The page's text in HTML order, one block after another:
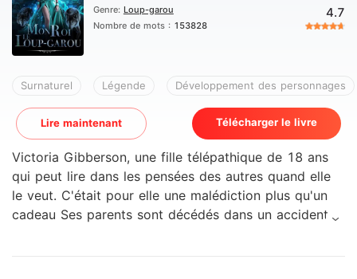
Genre: Loup-garou
Nombre de mots : 153828
4.7
Surnaturel Légende Développement des personnages
Lire maintenant Télécharger le livre
Victoria Gibberson, une fille télépathique de 18 ans
qui peut lire dans les pensées des autres quand elle
le veut. C'était pour elle une malédiction plus qu'un
cadeau Ses parents sont décédés dans un accident